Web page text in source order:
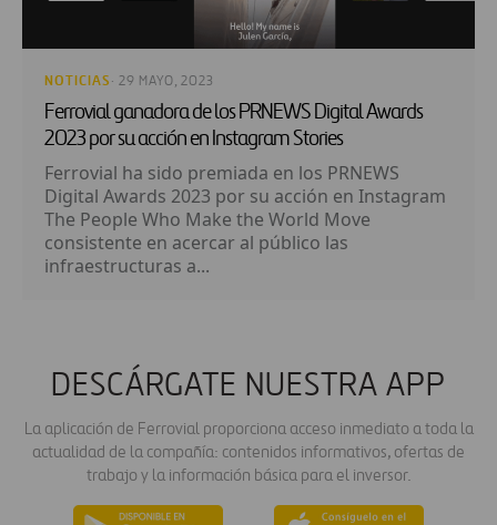
NOTICIAS · 29 MAYO, 2023
Ferrovial ganadora de los PRNEWS Digital Awards
2023 por su acción en Instagram Stories
Ferrovial ha sido premiada en los PRNEWS
Digital Awards 2023 por su acción en Instagram
The People Who Make the World Move
consistente en acercar al público las
infraestructuras a...
DESCÁRGATE NUESTRA APP
La aplicación de Ferrovial proporciona acceso inmediato a toda la
actualidad de la compañía: contenidos informativos, ofertas de
trabajo y la información básica para el inversor.